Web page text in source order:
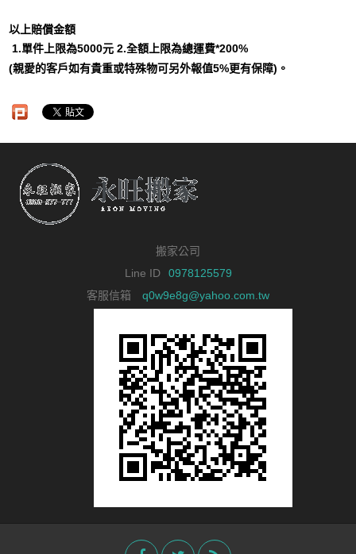
以上賠償金額
1.單件上限為5000元 2.全額上限為總運費*200%
(親愛的客戶如有貴重或特殊物可另外報值5%更有保障) 。
搬家公司
Line ID
0978125579
客服信箱
q0w9e8g@yahoo.com.tw